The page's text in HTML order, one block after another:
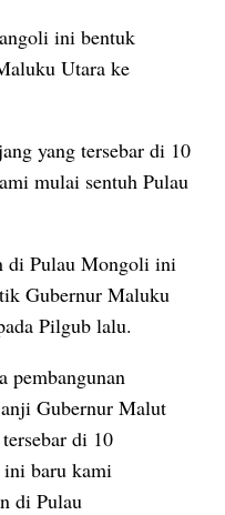
ini bentuk
Utara ke
yang tersebar di 10
mulai sentuh Pulau
di Pulau Mongoli ini
Gubernur Maluku
Pilgub lalu.
pembangunan
Gubernur Malut
di 10
ini baru kami
di Pulau